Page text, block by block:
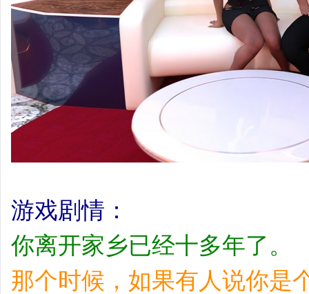
游戏剧情：
你离开家乡已经十多年了。
那个时候，如果有人说你是